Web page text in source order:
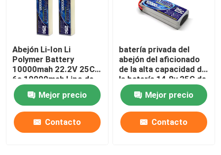
Abejón Li-Ion Li
Polymer Battery
10000mah 22.2V 25C
6s 10000mah Lipo de
la batería 6s
Mejor precio
Contacto
batería privada del
abejón del aficionado
de la alta capacidad de
la batería 14.8v 25C de
4s 12000mah Lipo
Mejor precio
Contacto